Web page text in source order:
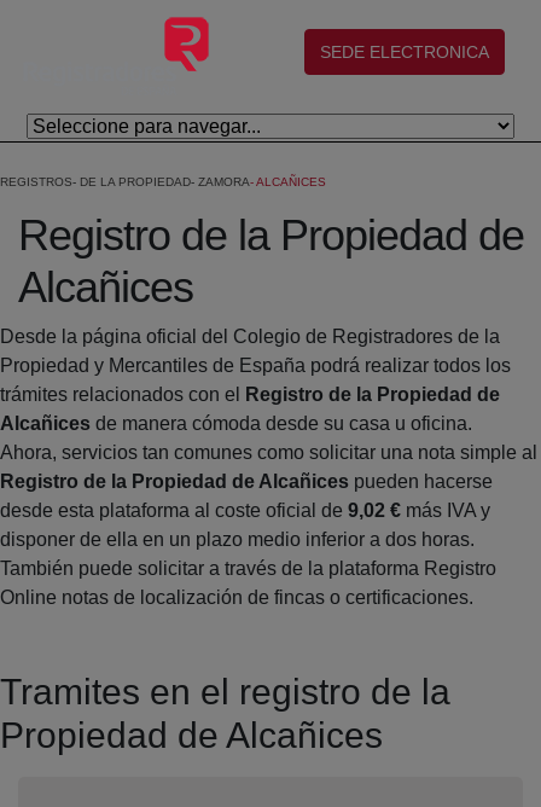
Saltar al contenido principal
(abre en nueva ventana)
SEDE ELECTRONICA
REGISTROS DE LA PROPIEDAD ZAMORA ALCAÑICES
Registro de la Propiedad de
Alcañices
Desde la página oficial del Colegio de Registradores de la
Propiedad y Mercantiles de España podrá realizar todos los
trámites relacionados con el
Registro de la Propiedad de
Alcañices de manera cómoda desde su casa u oficina.
Ahora, servicios tan comunes como solicitar una nota simple al
Registro de la Propiedad de Alcañices pueden hacerse
desde esta plataforma al coste oficial de 9,02 € más IVA y
disponer de ella en un plazo medio inferior a dos horas.
También puede solicitar a través de la plataforma Registro
Online notas de localización de fincas o certificaciones.
Tramites en el registro de la
Propiedad de Alcañices